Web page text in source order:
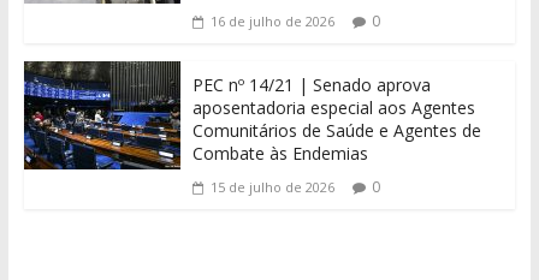
16 de julho de 2026 0
PEC nº 14/21 | Senado aprova
aposentadoria especial aos Agentes
Comunitários de Saúde e Agentes de
Combate às Endemias
15 de julho de 2026 0